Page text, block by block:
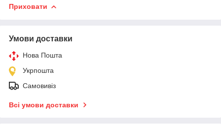
Приховати
Умови доставки
Нова Пошта
Укрпошта
Самовивіз
Всі умови доставки